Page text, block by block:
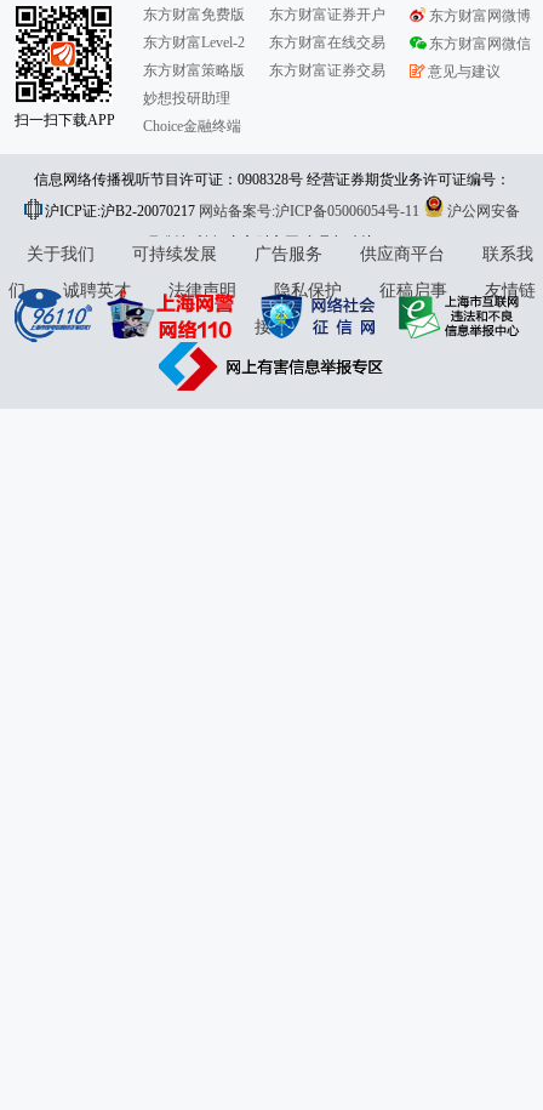
扫一扫下载APP
东方财富免费版
东方财富Level-2
东方财富策略版
妙想投研助理
Choice金融终端
东方财富证券开户
东方财富在线交易
东方财富证券交易
东方财富网微博
东方财富网微信
意见与建议
信息网络传播视听节目许可证：0908328号 经营证券期货业务许可证编号：
913101046312860336 违法和不良信息举报:021-61278686 举报邮箱：
jubao@eastmoney.com
沪ICP证:沪B2-20070217 网站备案号:沪ICP备05006054号-11
沪公网安备
31010402000120号版权所有:东方财富网意见与建议:4000300059/952500
关于我们 可持续发展 广告服务 供应商平台
联系我
们
诚聘英才 法律声明 隐私保护 征稿启事
友情链
接